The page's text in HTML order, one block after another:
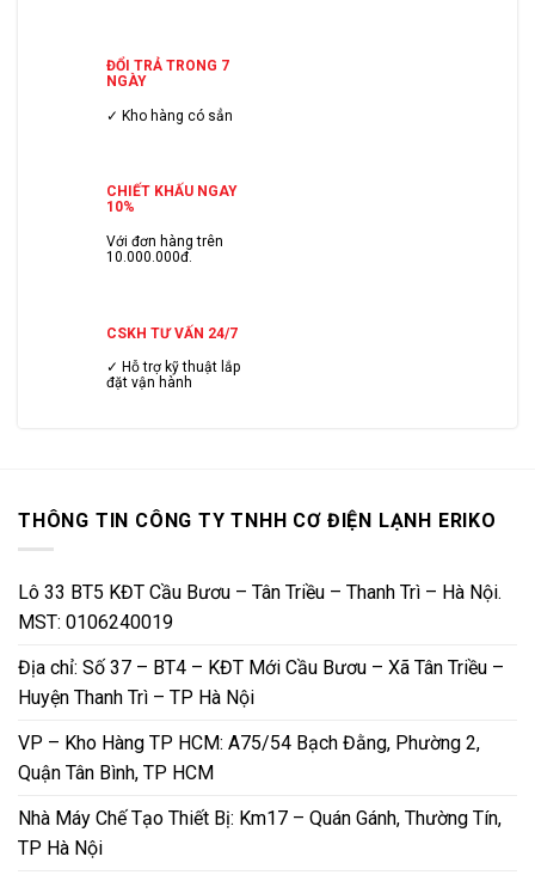
ĐỔI TRẢ TRONG 7
NGÀY
✓ Kho hàng có sẳn
CHIẾT KHẤU NGAY
10%
Với đơn hàng trên
10.000.000đ.
CSKH TƯ VẤN 24/7
✓ Hỗ trợ kỹ thuật lắp
đặt vận hành
THÔNG TIN CÔNG TY TNHH CƠ ĐIỆN LẠNH ERIKO
Lô 33 BT5 KĐT Cầu Bươu – Tân Triều – Thanh Trì – Hà Nội.
MST: 0106240019
Địa chỉ: Số 37 – BT4 – KĐT Mới Cầu Bươu – Xã Tân Triều –
Huyện Thanh Trì – TP Hà Nội
VP – Kho Hàng TP HCM: A75/54 Bạch Đằng, Phường 2,
Quận Tân Bình, TP HCM
Nhà Máy Chế Tạo Thiết Bị: Km17 – Quán Gánh, Thường Tín,
TP Hà Nội